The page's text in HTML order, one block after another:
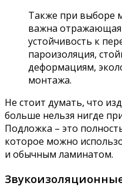
Также при выборе
важна отражающая
устойчивость к
пароизоляция,
деформациям,
монтажа.
Не стоит думать, что
больше нельзя нигде
Подложка – это
которое можно
и обычным ламинатом.